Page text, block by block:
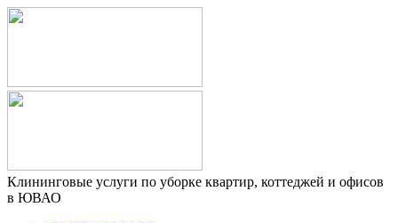
Клининговые услуги по уборке квартир, коттеджей и офисов
в ЮВАО